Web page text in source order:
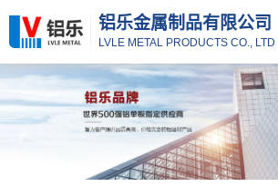
铝乐金属制品有限公司
LVLE METAL PRODUCTS CO., LTD